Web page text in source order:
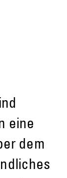
eine
dem